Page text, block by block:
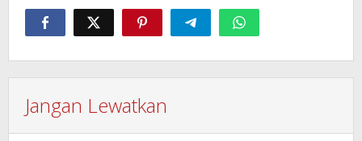
Jangan Lewatkan